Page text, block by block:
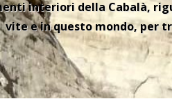
interiori della Cabalà,
vite e in questo mondo, per